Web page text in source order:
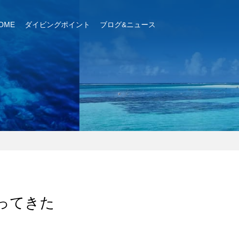
ダイビングポイント ブログ&ニュース
てきた